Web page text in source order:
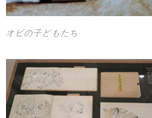
オビの子どもたち